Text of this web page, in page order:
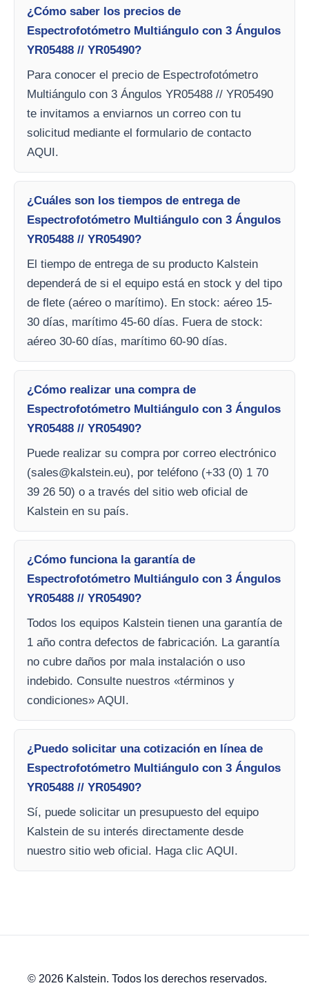
¿Cómo saber los precios de
Espectrofotómetro Multiángulo con 3 Ángulos
YR05488 // YR05490?
Para conocer el precio de Espectrofotómetro
Multiángulo con 3 Ángulos YR05488 // YR05490
te invitamos a enviarnos un correo con tu
solicitud mediante el formulario de contacto
AQUI.
¿Cuáles son los tiempos de entrega de
Espectrofotómetro Multiángulo con 3 Ángulos
YR05488 // YR05490?
El tiempo de entrega de su producto Kalstein
dependerá de si el equipo está en stock y del tipo
de flete (aéreo o marítimo). En stock: aéreo 15-
30 días, marítimo 45-60 días. Fuera de stock:
aéreo 30-60 días, marítimo 60-90 días.
¿Cómo realizar una compra de
Espectrofotómetro Multiángulo con 3 Ángulos
YR05488 // YR05490?
Puede realizar su compra por correo electrónico
(sales@kalstein.eu), por teléfono (+33 (0) 1 70
39 26 50) o a través del sitio web oficial de
Kalstein en su país.
¿Cómo funciona la garantía de
Espectrofotómetro Multiángulo con 3 Ángulos
YR05488 // YR05490?
Todos los equipos Kalstein tienen una garantía de
1 año contra defectos de fabricación. La garantía
no cubre daños por mala instalación o uso
indebido. Consulte nuestros «términos y
condiciones» AQUI.
¿Puedo solicitar una cotización en línea de
Espectrofotómetro Multiángulo con 3 Ángulos
YR05488 // YR05490?
Sí, puede solicitar un presupuesto del equipo
Kalstein de su interés directamente desde
nuestro sitio web oficial. Haga clic AQUI.
© 2026 Kalstein. Todos los derechos reservados.